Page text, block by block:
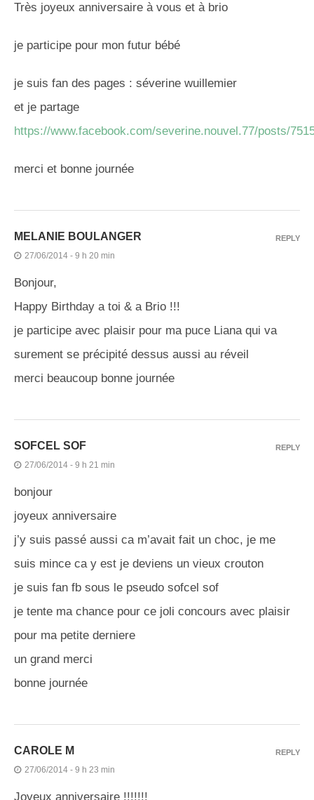
Très joyeux anniversaire à vous et à brio
je participe pour mon futur bébé
je suis fan des pages : séverine wuillemier
et je partage
https://www.facebook.com/severine.nouvel.77/posts/
merci et bonne journée
MELANIE BOULANGER
27/06/2014 - 9 h 20 min
Bonjour,
Happy Birthday a toi & a Brio !!!
je participe avec plaisir pour ma puce Liana qui va
surement se précipité dessus aussi au réveil
merci beaucoup bonne journée
REPLY
SOFCEL SOF
27/06/2014 - 9 h 21 min
bonjour
joyeux anniversaire
j’y suis passé aussi ca m’avait fait un choc, je me
suis mince ca y est je deviens un vieux crouton
je suis fan fb sous le pseudo sofcel sof
je tente ma chance pour ce joli concours avec plaisir
pour ma petite derniere
un grand merci
bonne journée
REPLY
CAROLE M
27/06/2014 - 9 h 23 min
Joyeux anniversaire !!!!!!!
REPLY